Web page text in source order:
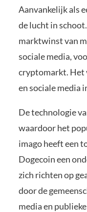
Aanvankelijk als
de lucht in
marktwinst van
sociale media,
cryptomarkt. Het
en sociale media
De technologie
waardoor het
imago heeft een
Dogecoin een
zich richten op
door de
media en